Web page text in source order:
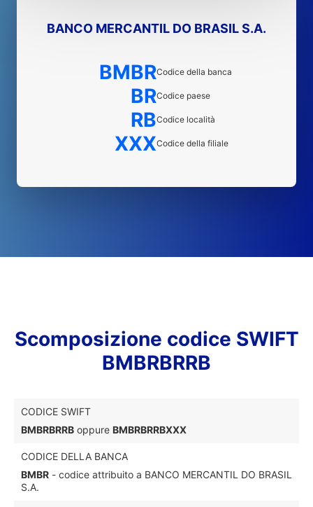
BANCO MERCANTIL DO BRASIL S.A.
BMBRCodice della banca
BRCodice paese
RBCodice località
XXXCodice della filiale
Scomposizione codice SWIFT
BMBRBRRB
CODICE SWIFT
BMBRBRRB oppure BMBRBRRBXXX
CODICE DELLA BANCA
BMBR - codice attribuito a BANCO MERCANTIL DO BRASIL
S.A.